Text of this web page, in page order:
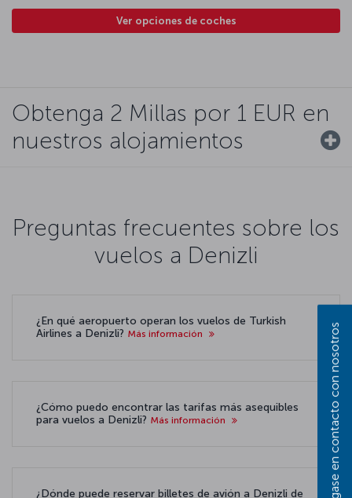
Ver opciones de coches
Obtenga 2 Millas por 1 EUR en
nuestros alojamientos
Preguntas frecuentes sobre los
vuelos a Denizli
¿En qué aeropuerto operan los vuelos de Turkish
Airlines a Denizli? Más información
¿Cómo puedo encontrar las tarifas más asequibles
para vuelos a Denizli? Más información
¿Dónde puede reservar billetes de avión a Denizli de
Póngase en contacto con nosotros